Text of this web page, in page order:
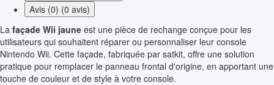
Avis (0) (0 avis)
La façade Wii jaune est une pièce de rechange conçue pour les
utilisateurs qui souhaitent réparer ou personnaliser leur console
Nintendo Wii. Cette façade, fabriquée par satkit, offre une solution
pratique pour remplacer le panneau frontal d'origine, en apportant une
touche de couleur et de style à votre console.